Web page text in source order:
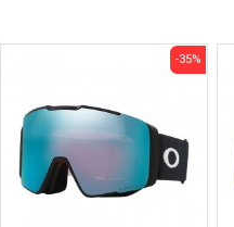
-35%